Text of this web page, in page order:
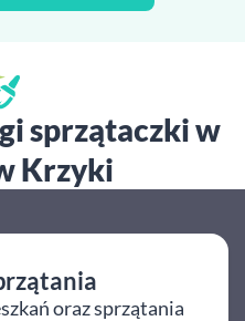
sprzątaczki w
Krzyki
oraz sprzątania